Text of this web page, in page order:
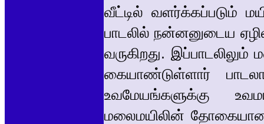
வீட்டில் வளர்க்கப்படும்
பாடலில் நன்னனுடைய
வருகிறது.
கையாண்டுள்ளார்
உவமேயங்களுக்கு
மலைமயிலின்